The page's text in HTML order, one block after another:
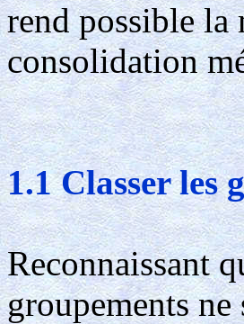
rend possible la
consolidation
1.1 Classer les
Reconnaissant
groupements